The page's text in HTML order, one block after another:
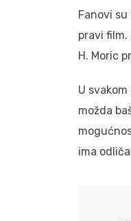
Fanovi
pravi
H. Moric
U
možda
ima